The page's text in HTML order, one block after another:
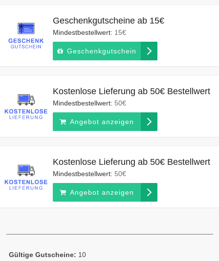
Geschenkgutscheine ab 15€
Mindestbestellwert: 15€
Geschenkgutschein
Kostenlose Lieferung ab 50€ Bestellwert
Mindestbestellwert: 50€
Angebot anzeigen
Kostenlose Lieferung ab 50€ Bestellwert
Mindestbestellwert: 50€
Angebot anzeigen
Gültige Gutscheine: 10